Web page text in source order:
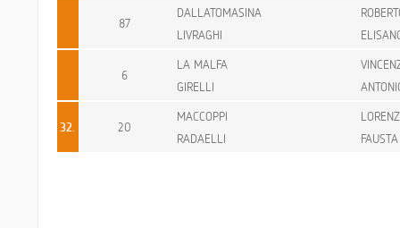
87
DALLATOMASINA
LIVRAGHI
6
LA MALFA
GIRELLI
32. 20
MACCOPPI
RADAELLI
FAUSTA